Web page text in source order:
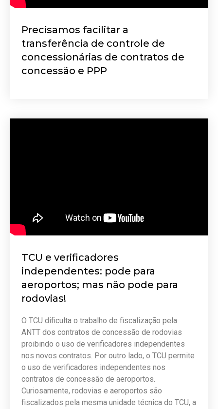
Precisamos facilitar a
transferência de controle de
concessionárias de contratos de
concessão e PPP
TCU e verificadores
independentes: pode para
aeroportos; mas não pode para
rodovias!
O TCU dificulta o trabalho de fiscalização pela
ANTT dos contratos de concessão de rodovias
proibindo o uso de verificadores independentes
nos novos contratos. Por outro lado, o TCU permite
o uso de verificadores independentes nos
contratos de concessão de aeroportos.
Curiosamente, rodovias e aeroportos são
fiscalizados pela mesma unidade técnica do TCU, a